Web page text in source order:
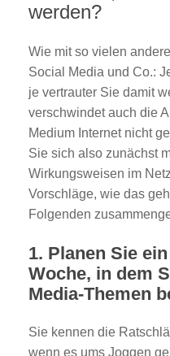
werden?
Wie mit so vielen
Social Media und Co.:
je vertrauter Sie damit
verschwindet auch die
Medium Internet nicht
Sie sich also zunächst
Wirkungsweisen im
Vorschläge, wie das
Folgenden
1. Planen Sie
Woche, in dem
Media-Themen
Sie kennen die
wenn es ums Joggen